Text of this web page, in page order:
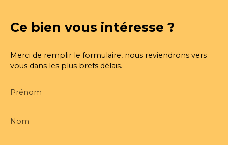
Ce bien vous intéresse ?
Merci de remplir le formulaire, nous reviendrons vers
vous dans les plus brefs délais.
Prénom
Nom